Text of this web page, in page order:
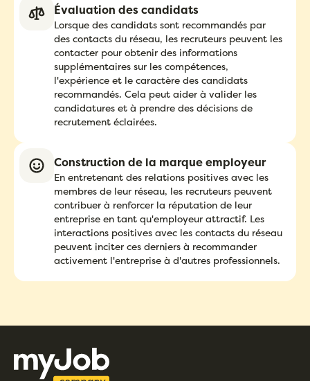
Évaluation des candidats
Lorsque des candidats sont recommandés par
des contacts du réseau, les recruteurs peuvent les
contacter pour obtenir des informations
supplémentaires sur les compétences,
l'expérience et le caractère des candidats
recommandés. Cela peut aider à valider les
candidatures et à prendre des décisions de
recrutement éclairées.
Construction de la marque employeur
En entretenant des relations positives avec les
membres de leur réseau, les recruteurs peuvent
contribuer à renforcer la réputation de leur
entreprise en tant qu'employeur attractif. Les
interactions positives avec les contacts du réseau
peuvent inciter ces derniers à recommander
activement l'entreprise à d'autres professionnels.